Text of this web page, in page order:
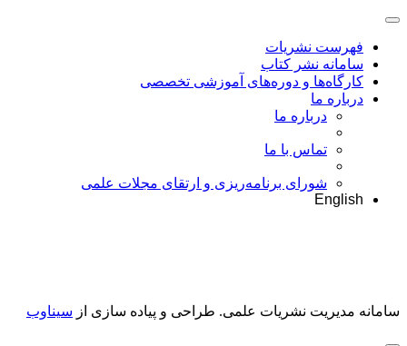
فهرست نشریات
سامانه نشر کتاب
کارگاه‌ها و دوره‌های آموزشی تخصصی
درباره ما
درباره ما
تماس با ما
شورای برنامه‌ریزی و ارتقای مجلات علمی
English
سامانه مدیریت نشریات علمی. طراحی و پیاده سازی از سیناوب